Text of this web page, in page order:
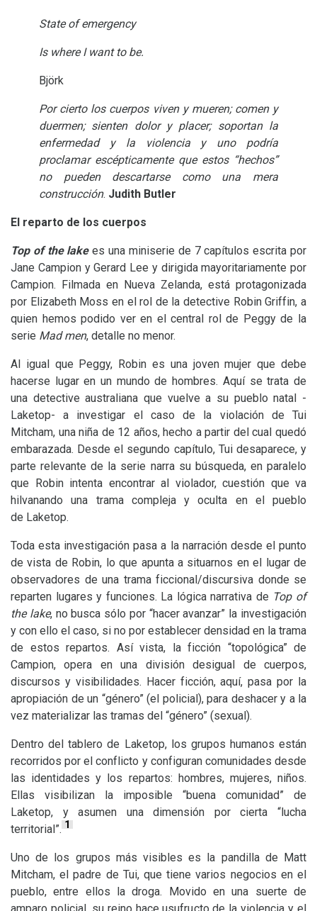
State of emergency
Is where I want to be.
Björk
Por cierto los cuerpos viven y mueren; comen y
duermen; sienten dolor y placer; soportan la
enfermedad y la violencia y uno podría
proclamar escépticamente que estos “hechos”
no pueden descartarse como una mera
construcción. Judith Butler
El reparto de los cuerpos
Top of the lakees una miniserie de 7 capítulos escrita por
Jane Campion y Gerard Lee y dirigida mayoritariamente por
Campion. Filmada en Nueva Zelanda, está protagonizada
por Elizabeth Moss en el rol de la detective Robin Griffin, a
quien hemos podido ver en el central rol de Peggy de la
serie Mad men, detalle no menor.
Al igual que Peggy, Robin es una joven mujer que debe
hacerse lugar en un mundo de hombres. Aquí se trata de
una detective australiana que vuelve a su pueblo natal -
Laketop- a investigar el caso de la violación de Tui
Mitcham, una niña de 12 años, hecho a partir del cual quedó
embarazada. Desde el segundo capítulo, Tui desaparece, y
parte relevante de la serie narra su búsqueda, en paralelo
que Robin intenta encontrar al violador, cuestión que va
hilvanando una trama compleja y oculta en el pueblo
de Laketop.
Toda esta investigación pasa a la narración desde el punto
de vista de Robin, lo que apunta a situarnos en el lugar de
observadores de una trama ficcional/discursiva donde se
reparten lugares y funciones. La lógica narrativa de Top of
the lake, no busca sólo por “hacer avanzar” la investigación
y con ello el caso, si no por establecer densidad en la trama
de estos repartos. Así vista, la ficción “topológica” de
Campion, opera en una división desigual de cuerpos,
discursos y visibilidades. Hacer ficción, aquí, pasa por la
apropiación de un “género” (el policial), para deshacer y a la
vez materializar las tramas del “género” (sexual).
Dentro del tablero de Laketop, los grupos humanos están
recorridos por el conflicto y configuran comunidades desde
las identidades y los repartos: hombres, mujeres, niños.
Ellas visibilizan la imposible “buena comunidad” de
Laketop, y asumen una dimensión por cierta “lucha
territorial”. 1
Uno de los grupos más visibles es la pandilla de Matt
Mitcham, el padre de Tui, que tiene varios negocios en el
pueblo, entre ellos la droga. Movido en una suerte de